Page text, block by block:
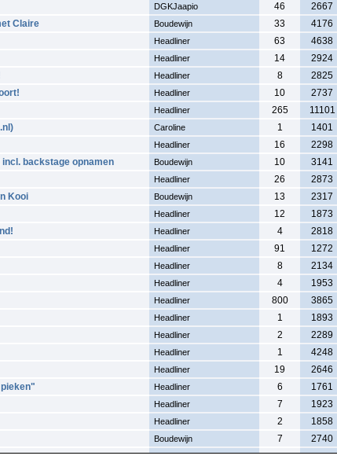
DGKJaapio 46 2667
Claire Boudewijn 33 4176
Headliner 63 4638
Headliner 14 2924
Headliner 8 2825
Headliner 10 2737
Headliner 265 11101
Caroline 1 1401
Headliner 16 2298
backstage opnamen Boudewijn 10 3141
Headliner 26 2873
Kooi Boudewijn 13 2317
Headliner 12 1873
Headliner 4 2818
Headliner 91 1272
Headliner 8 2134
Headliner 4 1953
Headliner 800 3865
Headliner 1 1893
Headliner 2 2289
Headliner 1 4248
Headliner 19 2646
Headliner 6 1761
Headliner 7 1923
Headliner 2 1858
Boudewijn 7 2740